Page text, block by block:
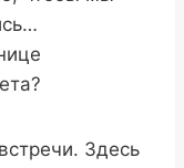
Здесь